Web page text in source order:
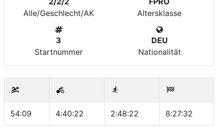
Alle/Geschlecht/AK
Altersklasse
3
Startnummer
DEU
Nationalität
54:09 4:40:22 2:48:22 8:27:32